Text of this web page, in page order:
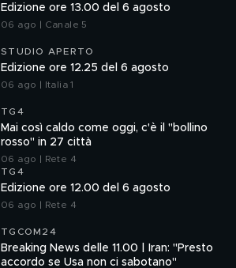
Edizione ore 13.00 del 6 agosto
06 ago | Canale 5
STUDIO APERTO
Edizione ore 12.25 del 6 agosto
06 ago | Italia 1
TG4
Mai così caldo come oggi, c'è il "bollino
rosso" in 27 città
06 ago | Rete 4
TG4
Edizione ore 12.00 del 6 agosto
06 ago | Rete 4
TGCOM24
Breaking News delle 11.00 | Iran: "Presto
accordo se Usa non ci sabotano"